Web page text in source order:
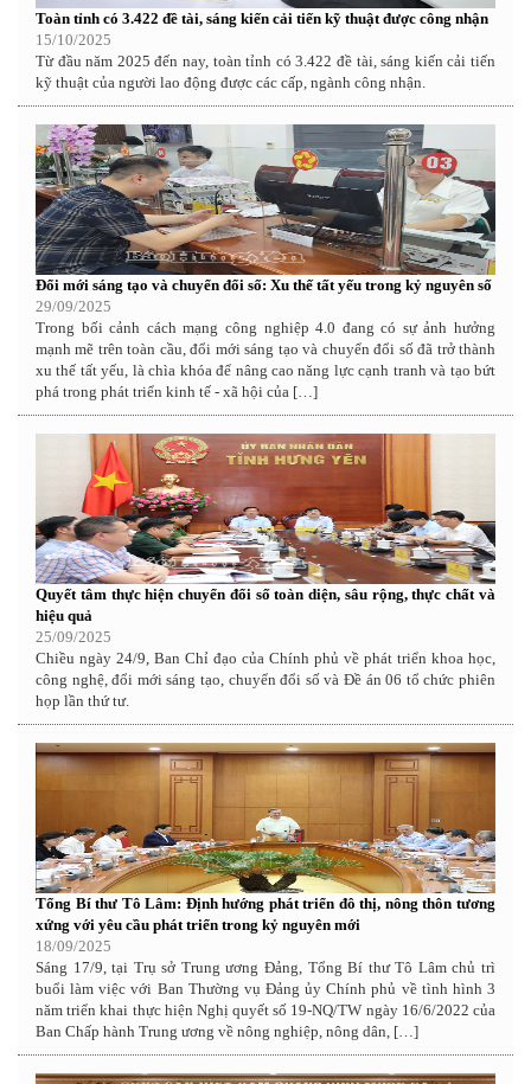
Toàn tỉnh có 3.422 đề tài, sáng kiến cải tiến kỹ thuật được công nhận
15/10/2025
Từ đầu năm 2025 đến nay, toàn tỉnh có 3.422 đề tài, sáng kiến cải tiến
kỹ thuật của người lao động được các cấp, ngành công nhận.
Đổi mới sáng tạo và chuyển đổi số: Xu thế tất yếu trong kỷ nguyên số
29/09/2025
Trong bối cảnh cách mạng công nghiệp 4.0 đang có sự ảnh hưởng
mạnh mẽ trên toàn cầu, đổi mới sáng tạo và chuyển đổi số đã trở thành
xu thế tất yếu, là chìa khóa để nâng cao năng lực cạnh tranh và tạo bứt
phá trong phát triển kinh tế - xã hội của […]
Quyết tâm thực hiện chuyển đổi số toàn diện, sâu rộng, thực chất và
hiệu quả
25/09/2025
Chiều ngày 24/9, Ban Chỉ đạo của Chính phủ về phát triển khoa học,
công nghệ, đổi mới sáng tạo, chuyển đổi số và Đề án 06 tổ chức phiên
họp lần thứ tư.
Tổng Bí thư Tô Lâm: Định hướng phát triển đô thị, nông thôn tương
xứng với yêu cầu phát triển trong kỷ nguyên mới
18/09/2025
Sáng 17/9, tại Trụ sở Trung ương Đảng, Tổng Bí thư Tô Lâm chủ trì
buổi làm việc với Ban Thường vụ Đảng ủy Chính phủ về tình hình 3
năm triển khai thực hiện Nghị quyết số 19-NQ/TW ngày 16/6/2022 của
Ban Chấp hành Trung ương về nông nghiệp, nông dân, […]